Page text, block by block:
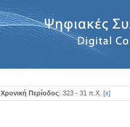
Χρονική Περίοδος: 323 - 31 π.Χ. [x]